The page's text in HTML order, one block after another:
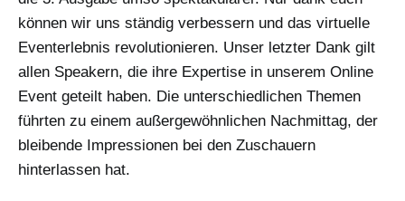
können wir uns ständig verbessern und das virtuelle
Eventerlebnis revolutionieren. Unser letzter Dank gilt
allen Speakern, die ihre Expertise in unserem Online
Event geteilt haben. Die unterschiedlichen Themen
führten zu einem außergewöhnlichen Nachmittag, der
bleibende Impressionen bei den Zuschauern
hinterlassen hat.